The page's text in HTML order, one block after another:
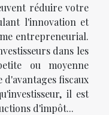
réduire votre
l'innovation et
entrepreneurial.
dans les
ou moyenne
fiscaux
il est
d'impôt...